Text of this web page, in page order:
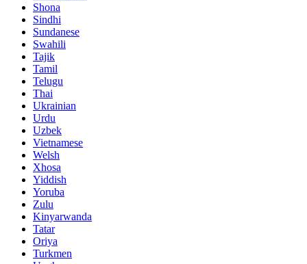
Shona
Sindhi
Sundanese
Swahili
Tajik
Tamil
Telugu
Thai
Ukrainian
Urdu
Uzbek
Vietnamese
Welsh
Xhosa
Yiddish
Yoruba
Zulu
Kinyarwanda
Tatar
Oriya
Turkmen